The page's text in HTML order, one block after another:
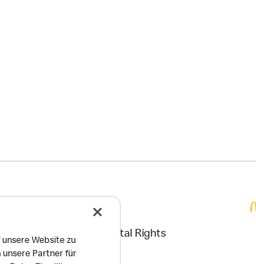
Human and Environmental Rights
Website zu
unsere Partner für